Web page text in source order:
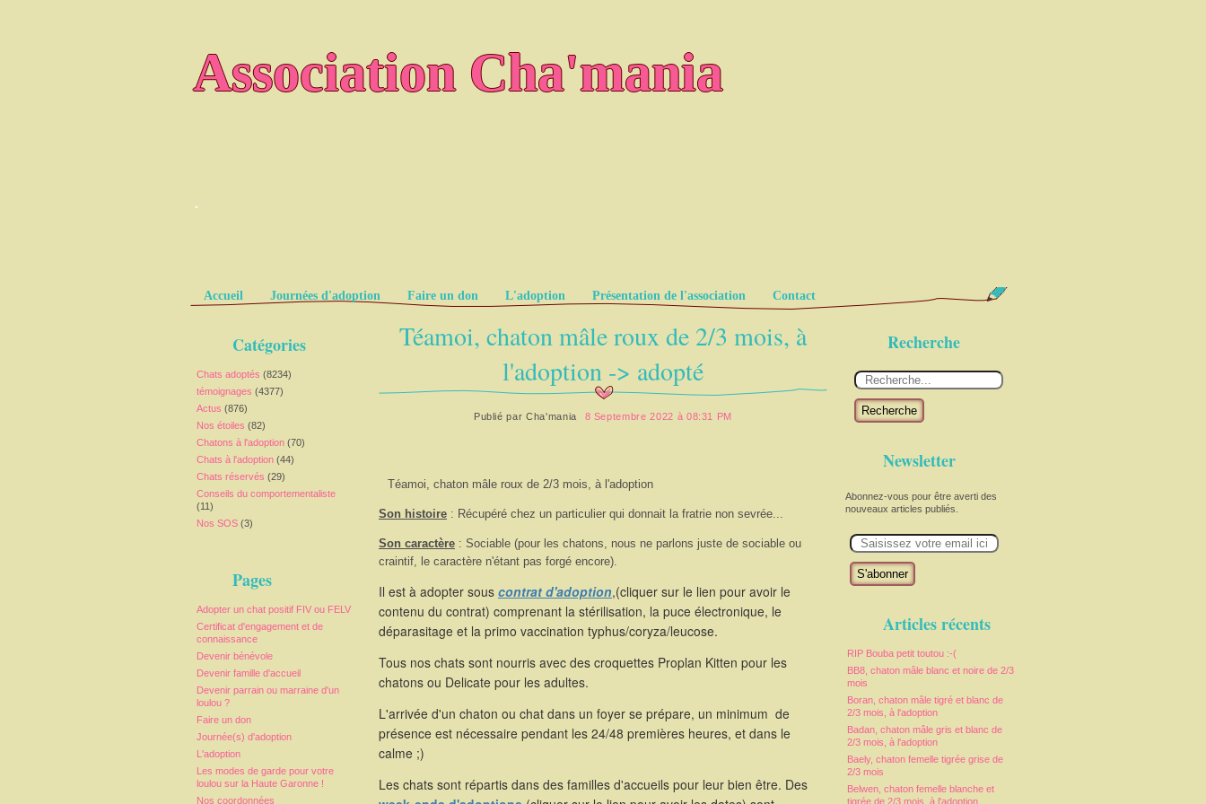
Association Cha'mania
.
Pages
Accueil Journées d'adoption Faire un don L'adoption Présentation de l'association Contact
Catégories
Chats adoptés (8234)
témoignages (4377)
Actus (876)
Nos étoiles (82)
Chatons à l'adoption (70)
Chats à l'adoption (44)
Chats réservés (29)
Conseils du comportementaliste
(11)
Nos SOS (3)
Pages
Adopter un chat positif FIV ou FELV
Certificat d'engagement et de
connaissance
Devenir bénévole
Devenir famille d'accueil
Devenir parrain ou marraine d'un
loulou ?
Faire un don
Journée(s) d'adoption
L'adoption
Les modes de garde pour votre
loulou sur la Haute Garonne !
Nos coordonnées
Recherche
Recherche
Newsletter
Abonnez-vous pour être averti des
nouveaux articles publiés.
m
Articles récents
RIP Bouba petit toutou :-(
BB8, chaton mâle blanc et noire de 2/3
mois
Boran, chaton mâle tigré et blanc de
2/3 mois, à l'adoption
Badan, chaton mâle gris et blanc de
2/3 mois, à l'adoption
Baely, chaton femelle tigrée grise de
2/3 mois
Belwen, chaton femelle blanche et
tigrée de 2/3 mois, à l'adoption
Téamoi, chaton mâle roux de 2/3 mois, à
l'adoption -> adopté
Publié parCha'mania 8 Septembre 2022 à 08:31 PM
Téamoi, chaton mâle roux de 2/3 mois, à l'adoption
Son histoire : Récupéré chez un particulier qui donnait la fratrie non sevrée...
Son caractère : Sociable (pour les chatons, nous ne parlons juste de sociable ou
craintif, le caractère n'étant pas forgé encore).
Il est à adopter sous contrat d'adoption,(cliquer sur le lien pour avoir le
contenu du contrat) comprenant la stérilisation, la puce électronique, le
déparasitage et la primo vaccination typhus/coryza/leucose.
Tous nos chats sont nourris avec des croquettes Proplan Kitten pour les
chatons ou Delicate pour les adultes.
L'arrivée d'un chaton ou chat dans un foyer se prépare, un minimum de
présence est nécessaire pendant les 24/48 premières heures, et dans le
calme ;)
Les chats sont répartis dans des familles d'accueils pour leur bien être. Des